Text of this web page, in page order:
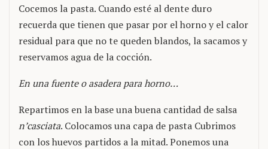
Cocemos la pasta. Cuando esté al dente duro
recuerda que tienen que pasar por el horno y el calor
residual para que no te queden blandos, la sacamos y
reservamos agua de la cocción.
En una fuente o asadera para horno…
Repartimos en la base una buena cantidad de salsa
n’casciata. Colocamos una capa de pasta Cubrimos
con los huevos partidos a la mitad. Ponemos una